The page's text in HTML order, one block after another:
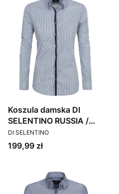
Koszula damska DI
SELENTINO RUSSIA /
SLIM
PRODUCENT
DI SELENTINO
Cena
199,99 zł